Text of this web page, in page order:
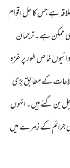
ہے جس کا حل اقوام
ممکن ہے۔ ترجمان
خاص طور پر غزہ
کے مطابق بڑی
بن گئے ہیں۔ انہوں
جرائم کے زمرے میں